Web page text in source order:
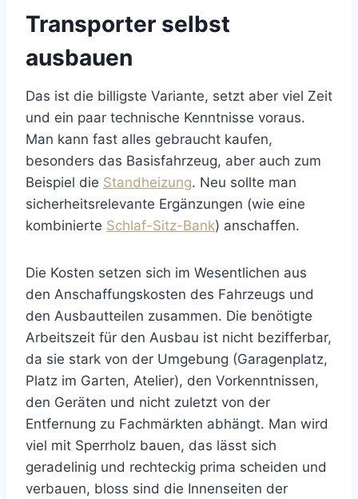
Transporter selbst
ausbauen
Das ist die billigste Variante, setzt aber viel Zeit
und ein paar technische Kenntnisse voraus.
Man kann fast alles gebraucht kaufen,
besonders das Basisfahrzeug, aber auch zum
Beispiel die Standheizung. Neu sollte man
sicherheitsrelevante Ergänzungen (wie eine
kombinierte Schlaf-Sitz-Bank) anschaffen.
Die Kosten setzen sich im Wesentlichen aus
den Anschaffungskosten des Fahrzeugs und
den Ausbautteilen zusammen. Die benötigte
Arbeitszeit für den Ausbau ist nicht bezifferbar,
da sie stark von der Umgebung (Garagenplatz,
Platz im Garten, Atelier), den Vorkenntnissen,
den Geräten und nicht zuletzt von der
Entfernung zu Fachmärkten abhängt. Man wird
viel mit Sperrholz bauen, das lässt sich
geradelinig und rechteckig prima scheiden und
verbauen, bloss sind die Innenseiten der